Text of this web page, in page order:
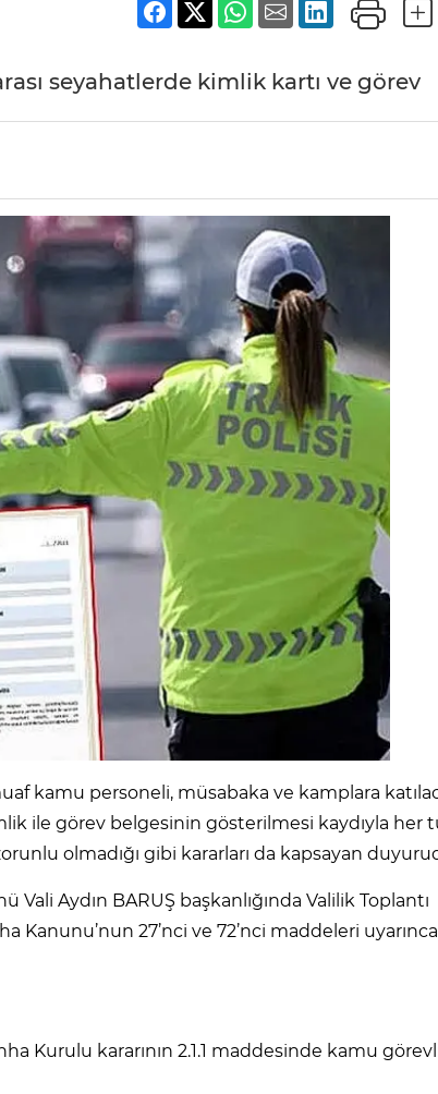
seyahatlerde kimlik kartı ve görev
kamu personeli, müsabaka ve kamplara
ile görev belgesinin gösterilmesi kaydıyla her
olmadığı gibi kararları da kapsayan
Vali Aydın BARUŞ başkanlığında Valilik Toplantı
Kanunu’nun 27’nci ve 72’nci maddeleri
Kurulu kararının 2.1.1 maddesinde kamu